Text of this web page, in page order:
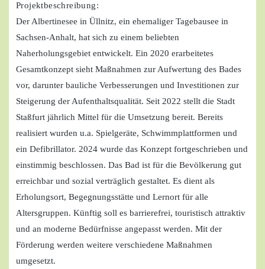
Projektbeschreibung:
Der Albertinesee in Üllnitz, ein ehemaliger Tagebausee in
Sachsen-Anhalt, hat sich zu einem beliebten
Naherholungsgebiet entwickelt. Ein 2020 erarbeitetes
Gesamtkonzept sieht Maßnahmen zur Aufwertung des Bades
vor, darunter bauliche Verbesserungen und Investitionen zur
Steigerung der Aufenthaltsqualität. Seit 2022 stellt die Stadt
Staßfurt jährlich Mittel für die Umsetzung bereit. Bereits
realisiert wurden u.a. Spielgeräte, Schwimmplattformen und
ein Defibrillator. 2024 wurde das Konzept fortgeschrieben und
einstimmig beschlossen. Das Bad ist für die Bevölkerung gut
erreichbar und sozial verträglich gestaltet. Es dient als
Erholungsort, Begegnungsstätte und Lernort für alle
Altersgruppen. Künftig soll es barrierefrei, touristisch attraktiv
und an moderne Bedürfnisse angepasst werden. Mit der
Förderung werden weitere verschiedene Maßnahmen
umgesetzt.